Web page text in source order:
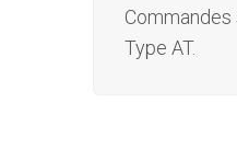
Type AT.